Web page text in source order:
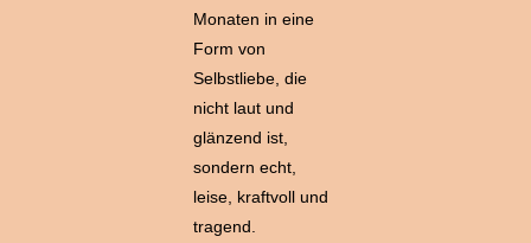
Monaten in eine
Form von
Selbstliebe, die
nicht laut und
glänzend ist,
sondern echt,
leise, kraftvoll und
tragend.